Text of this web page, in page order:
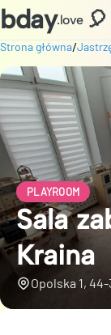
bday.love 🎈
Strona główna/
PLAYROOM
Sala
Kraina
Opolska 1,